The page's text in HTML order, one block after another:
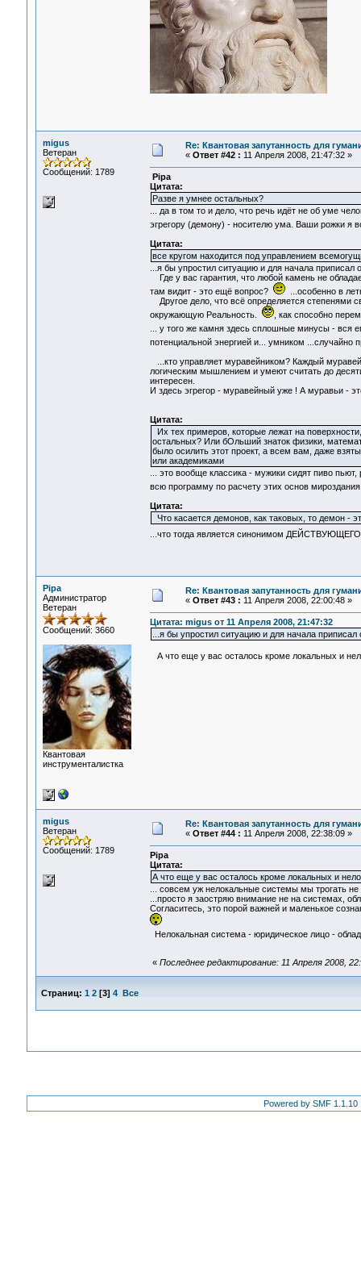
migus
Ветеран
Сообщений: 1789
Re: Квантовая запутанность для
« Ответ #42 : 11 Апреля 2008, 21:47:32 »
Pipa
Цитата:
Разве я умнее остальных?
... да в том то и дело, что речь идёт не об уме
эгрегору (демону) - носителю ума. Ваши рожки я
Цитата:
все кругом находится под управлением
...я бы упростил ситуацию и для начала
Где у вас гарантия, что любой камень не
там видит - это ещё вопрос?
...особенно в
Другое дело, что всё определяется степенями
окружающую Реальность.
, как способно
... у того же камня здесь сплошные минусы -
потенциальной энергией и... умником
...кто управляет муравейником? Каждый
логическим мышлением и умеют считать до
интересен.
И здесь эгрегор - муравейный уже ! А муравьи -
Цитата:
Их тех примеров, которые лежат на
остальных? Или бОльший знаток физики,
было осилить этот проект, а всем вам, даже
или академиками
... это вообще классика - мужики сидят пиво
всю программу по расчету этих основ
Цитата:
Что касается демонов, как таковых, то демон
...что тогда является синонимом
Pipa
Администратор
Ветеран
Сообщений: 3660
Квантовая
инструменталистка
Re: Квантовая запутанность для
« Ответ #43 : 11 Апреля 2008, 22:00:48 »
Цитата: migus от 11 Апреля 2008, 21:47:32
...я бы упростил ситуацию и для начала
А что еще у вас осталось кроме локальных и
migus
Ветеран
Сообщений: 1789
Re: Квантовая запутанность для
« Ответ #44 : 11 Апреля 2008, 22:38:09 »
Pipa
Цитата:
А что еще у вас осталось кроме локальных и
... совсем уж нелокальные системы мы трогать
...просто я заостряю внимание не на системах,
Согласитесь, это порой важней и маленькое
Нелокальная система - юридическое лицо -
« Последнее редактирование: 11 Апреля 2008,
Страниц: 1 2[3] 4 Все
Powered by SMF 1.1.10